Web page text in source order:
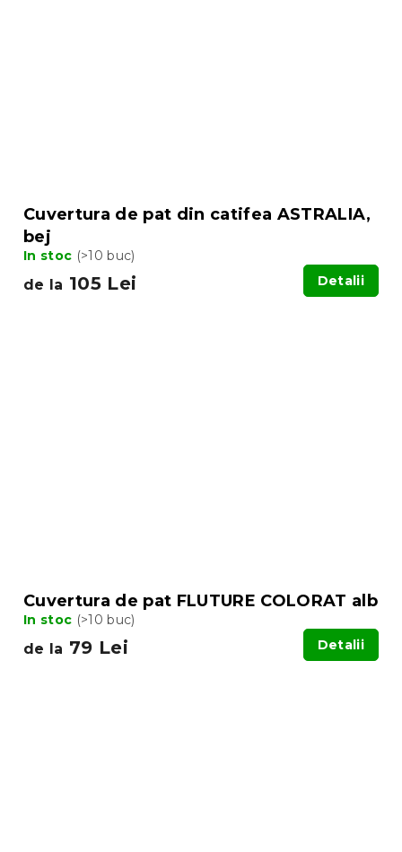
Cuvertura de pat din catifea ASTRALIA,
bej
In stoc (>10 buc)
de la 105 Lei Detalii
Cuvertura de pat FLUTURE COLORAT alb
In stoc (>10 buc)
de la 79 Lei Detalii